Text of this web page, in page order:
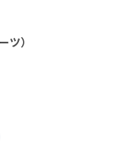
ツ）